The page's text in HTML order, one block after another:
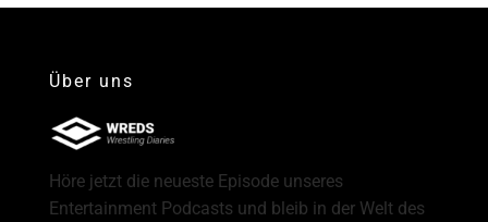
Über uns
Höre jetzt die neueste Episode unseres
Entertainment Podcasts und bleib in der Welt des